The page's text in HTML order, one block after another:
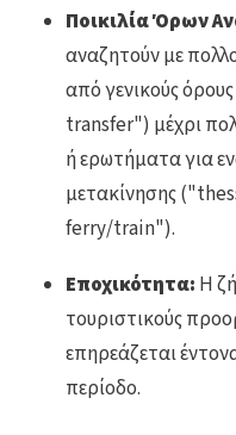
Ποικιλία Όρων
αναζητούν με
από γενικούς
transfer") μέχρι
ή ερωτήματα για
μετακίνησης
ferry/train").
Εποχικότητα: Η
τουριστικούς
επηρεάζεται
περίοδο.